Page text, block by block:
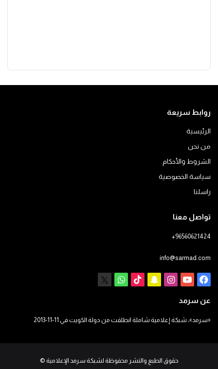
روابط سريعة
الرئيسية
من نحن
الشروط والأحكام
سياسة الخصوصية
راسلنا
تواصل معنا
+96560621424
info@sarmad.com
فيسبوكيوتيوبانستقرام
سناب ‫TikTokواتساب
عن سرمد
«سرمد»، شبكة إعلامية شاملة انطلقت من دولة الكويت في 11-11-2013
حقوق الطبع والنشر محفوظة لشبكة سرمد الإعلامية ©